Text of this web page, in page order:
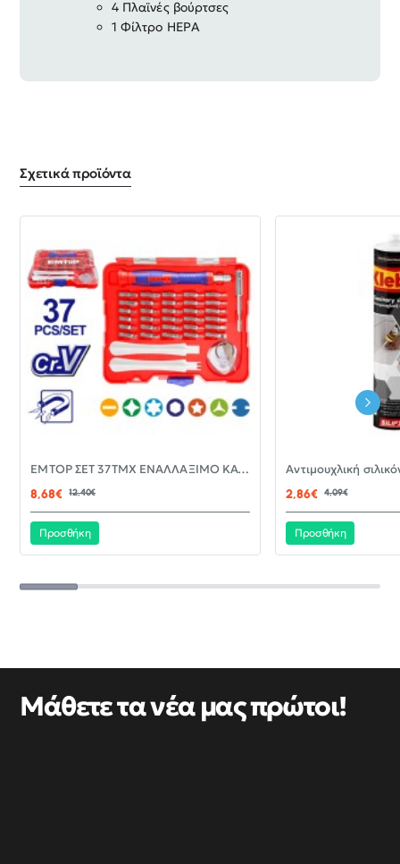
4 Πλαϊνές βούρτσες
1 Φίλτρο HEPA
Σχετικά προϊόντα
-30%EMTOP ΣΕΤ 37ΤΜΧ ΕΝΑΛΛΑΞΙΜΟ ΚΑΤΣΑΒΙΔΙ ΜΕ ΜΥΤΕΣ EBST03702
8,68€
12,40€
Προσθήκη
2,86€ 4,09€
Προσθήκη
Μάθετε τα νέα μας πρώτοι!